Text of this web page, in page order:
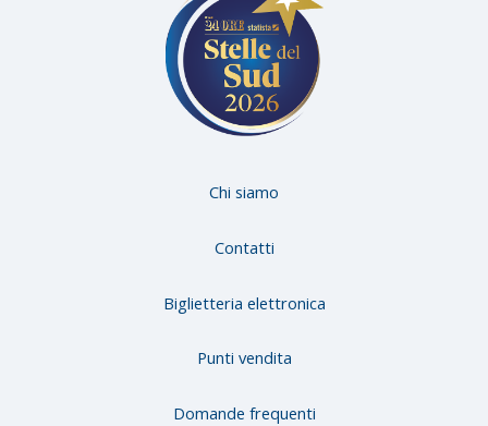
Chi siamo
Contatti
Biglietteria elettronica
Punti vendita
Domande frequenti